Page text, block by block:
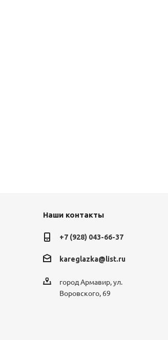
Наши контакты
+7 (928) 043-66-37
kareglazka@list.ru
город Армавир, ул.
Воровского, 69